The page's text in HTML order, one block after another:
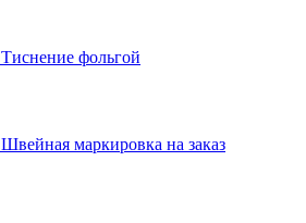
Тиснение фольгой
Швейная маркировка на заказ